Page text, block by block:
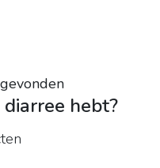
hebt?